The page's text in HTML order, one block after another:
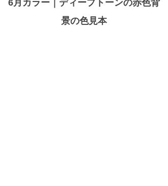
6月カラー｜ディープトーンの赤色背
景の色見本